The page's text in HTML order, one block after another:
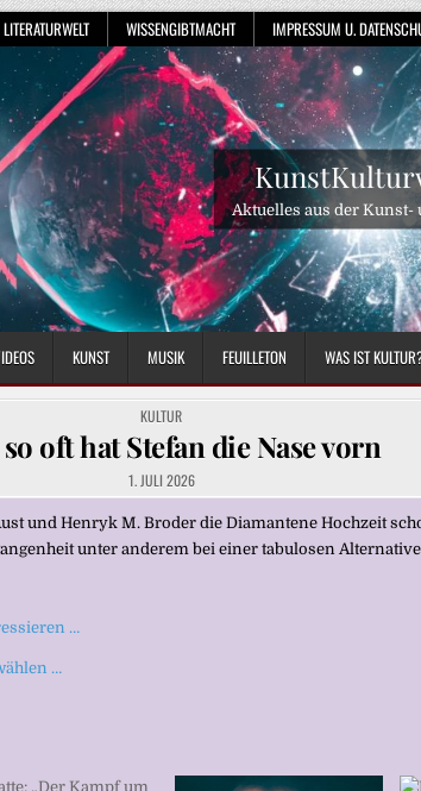
LITERATURWELT WISSENGIBTMACHT IMPRESSUM U.
Aktuelles aus der
KUNST MUSIK FEUILLETON WAS IST
POSTED
IN
KULTUR
oft hat Stefan die Nase vorn
1. JULI 2026
und Henryk M. Broder die Diamantene Hochzeit
unter anderem bei einer tabulosen Alternative
…
…